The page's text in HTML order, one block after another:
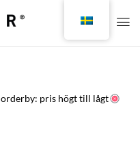
orderby: pris högt till lågt